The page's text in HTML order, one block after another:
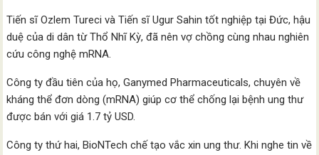
Tiến sĩ Ozlem Tureci và Tiến sĩ Ugur Sahin tốt nghiệp tại Đức, hậu
duệ của di dân từ Thổ Nhĩ Kỳ, đã nên vợ chồng cùng nhau nghiên
cứu công nghệ mRNA.
Công ty đầu tiên của họ, Ganymed Pharmaceuticals, chuyên về
kháng thể đơn dòng (mRNA) giúp cơ thể chống lại bệnh ung thư
được bán với giá 1.7 tỷ USD.
Công ty thứ hai, BioNTech chế tạo vắc xin ung thư. Khi nghe tin về